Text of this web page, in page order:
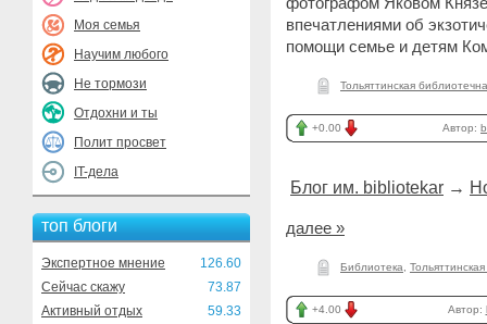
Моя семья
Научим любого
Не тормози
Отдохни и ты
Полит просвет
IT-дела
топ блоги
Экспертное мнение
126.60
Сейчас скажу
73.87
Активный отдых
59.33
впечатлениями об
помощи семье и детям
Тольяттинская
+0.00 Автор:
Блог им. bibliotekar →
далее »
Библиотека
+4.00 Автор: